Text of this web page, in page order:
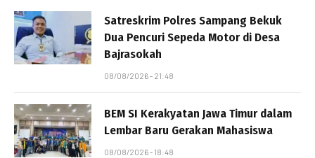
Satreskrim Polres Sampang Bekuk
Dua Pencuri Sepeda Motor di Desa
Bajrasokah
08/08/2026 - 21:48
BEM SI Kerakyatan Jawa Timur dalam
Lembar Baru Gerakan Mahasiswa
08/08/2026 - 18:48